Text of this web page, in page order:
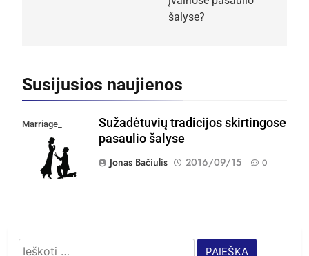
šalyse?
Susijusios naujienos
Marriage_
proposal
Sužadėtuvių tradicijos skirtingose
pasaulio šalyse
Jonas Bačiulis
2016/09/15 0
Ieškoti: